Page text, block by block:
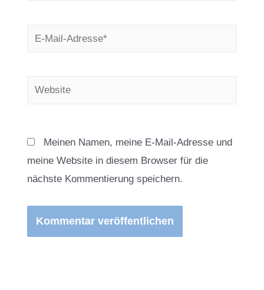
E-
Website
Meinen Namen, meine E-Mail-Adresse und
meine Website in diesem Browser für die
nächste Kommentierung speichern.